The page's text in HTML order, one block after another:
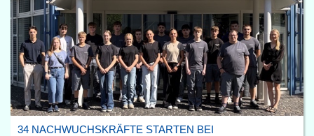
34 NACHWUCHSKRÄFTE STARTEN BEI